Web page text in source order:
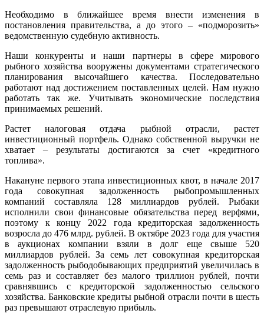
Необходимо в ближайшее время внести изменения в
постановления правительства, а до этого – «подморозить»
ведомственную судебную активность.
Наши конкуренты и наши партнеры в сфере мирового
рыбного хозяйства вооружены документами стратегического
планирования высочайшего качества. Последовательно
работают над достижением поставленных целей. Нам нужно
работать так же. Учитывать экономические последствия
принимаемых решений.
Растет налоговая отдача рыбной отрасли, растет
инвестиционный портфель. Однако собственной выручки не
хватает – результаты достигаются за счет «кредитного
топлива».
Накануне первого этапа инвестиционных квот, в начале 2017
года совокупная задолженность рыбопромышленных
компаний составляла 128 миллиардов рублей. Рыбаки
исполнили свои финансовые обязательства перед верфями,
поэтому к концу 2022 года кредиторская задолженность
возросла до 476 млрд. рублей. В октябре 2023 года для участия
в аукционах компании взяли в долг еще свыше 520
миллиардов рублей. За семь лет совокупная кредиторская
задолженность рыбодобывающих предприятий увеличилась в
семь раз и составляет без малого триллион рублей, почти
сравнявшись с кредиторской задолженностью сельского
хозяйства. Банковские кредиты рыбной отрасли почти в шесть
раз превышают отраслевую прибыль.